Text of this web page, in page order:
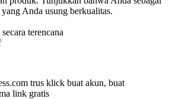
Anda usung berkualitas.
terencana
trus klick buat akun, buat
link gratis